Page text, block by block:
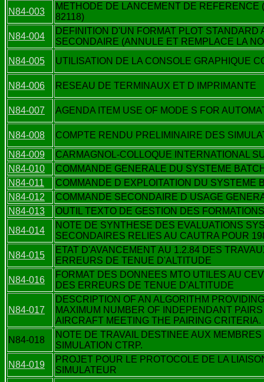
N84-003
METHODE DE LANCEMENT DE
82118)
N84-004
DEFINITION D'UN FORMAT PLOT
SECONDAIRE (ANNULE ET REMPLACE LA
N84-005
UTILISATION DE LA CONSOLE GRAPHIQUE
N84-006 RESEAU DE TERMINAUX ET D IMPRIMANTE
N84-007 AGENDA ITEM USE OF MODE S FOR
N84-008
COMPTE RENDU PRELIMINAIRE DES
N84-009
CARMAGNOL-COLLOQUE INTERNATIONAL
N84-010
COMMANDE GENERALE DU SYSTEME
N84-011
COMMANDE D EXPLOITATION DU SYSTEME
N84-012
COMMANDE SECONDAIRE D USAGE
N84-013
OUTIL TEXTO DE GESTION DES FORMATIONS
N84-014
NOTE DE SYNTHESE DES EVALUATIONS
SECONDAIRES RELIES AU CAUTRA POUR
N84-015
ETAT D'AVANCEMENT AU 1.2.84 DES
ERREURS DE TENUE D'ALTITUDE
N84-016
FORMAT DES DONNEES MTO UTILES AU
DES ERREURS DE TENUE D'ALTITUDE
N84-017
DESCRIPTION OF AN ALGORITHM
MAXIMUM NUMBER OF INDEPENDANT
AIRCRAFT MEETING THE PAIRING CRITERIA.
N84-018
NOTE DE TRAVAIL DESTINEE AUX
SIMULATION CTRP.
N84-019
PROJET POUR LE PROTOCOLE DE LA
SIMULATEUR